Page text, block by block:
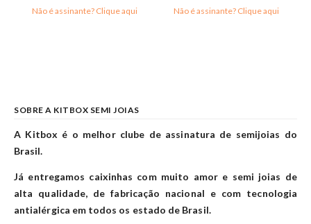
Não é assinante? Clique aqui Não é assinante? Clique aqui
SOBRE A KITBOX SEMI JOIAS
A Kitbox é o melhor clube de assinatura de semijoias do
Brasil.
Já entregamos caixinhas com muito amor e semi joias de
alta qualidade, de fabricação nacional e com tecnologia
antialérgica em todos os estado de Brasil.